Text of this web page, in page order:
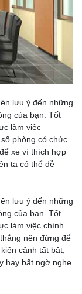
lưu ý đến những
của bạn. Tốt
làm việc
phòng có chức
xe vì thích hợp
ta có thể dễ
lưu ý đến những
của bạn. Tốt
làm việc chính.
nên đừng để
cảnh tất bật,
hay bất ngờ nghe